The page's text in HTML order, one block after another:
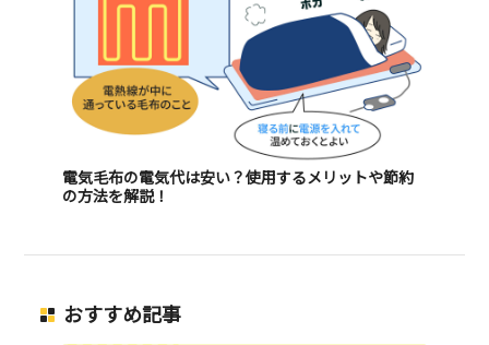
電気毛布の電気代は安い？使用するメリットや節約
の方法を解説！
おすすめ記事